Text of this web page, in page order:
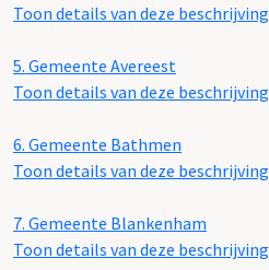
Toon details van deze beschrijving
5. Gemeente Avereest
Toon details van deze beschrijving
6. Gemeente Bathmen
Toon details van deze beschrijving
7. Gemeente Blankenham
Toon details van deze beschrijving